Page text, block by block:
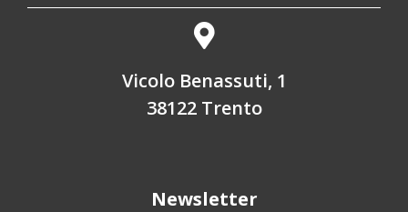
Vicolo Benassuti, 1
38122 Trento
Newsletter